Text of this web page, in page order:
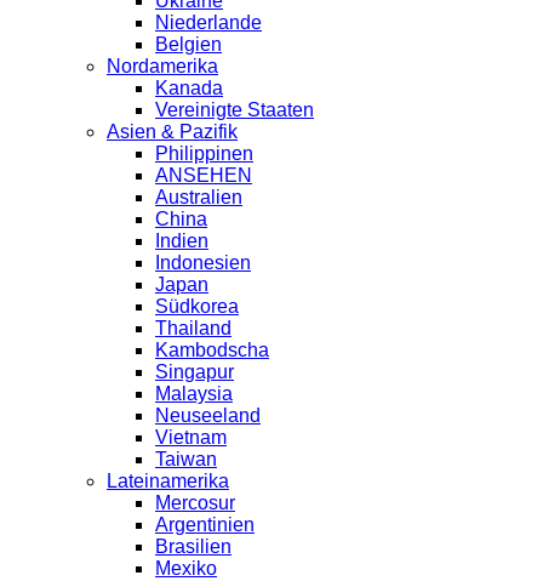
Niederlande
Belgien
Nordamerika
Kanada
Vereinigte Staaten
Asien & Pazifik
Philippinen
ANSEHEN
Australien
China
Indien
Indonesien
Japan
Südkorea
Thailand
Kambodscha
Singapur
Malaysia
Neuseeland
Vietnam
Taiwan
Lateinamerika
Mercosur
Argentinien
Brasilien
Mexiko